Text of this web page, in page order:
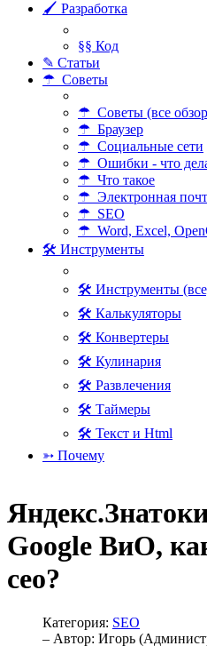
🖌 Разработка
§§ Код
✎ Статьи
☂ Советы
☂ Советы (все
☂ Браузер
☂ Социальные сети
☂ Ошибки - что
☂ Что такое
☂ Электронная
☂ SEO
☂ Word, Excel,
🛠 Инструменты
🛠 Инструменты
🛠 Калькуляторы
🛠 Конвертеры
🛠 Кулинария
🛠 Развлечения
🛠 Таймеры
🛠 Текст и Html
➳ Почему
Google ВиО,
сео?
Категория: SEO
– Автор: Игорь